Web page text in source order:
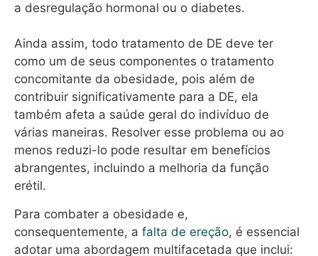
a desregulação hormonal ou o diabetes.
Ainda assim, todo tratamento de DE deve ter
como um de seus componentes o tratamento
concomitante da obesidade, pois além de
contribuir significativamente para a DE, ela
também afeta a saúde geral do indivíduo de
várias maneiras. Resolver esse problema ou ao
menos reduzi-lo pode resultar em benefícios
abrangentes, incluindo a melhoria da função
erétil.
Para combater a obesidade e,
consequentemente, a falta de ereção, é essencial
adotar uma abordagem multifacetada que inclui: